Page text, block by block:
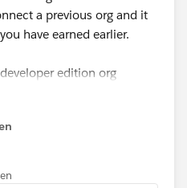
a previous org and it
have earned earlier.
edition org
signup
your challenges. Do